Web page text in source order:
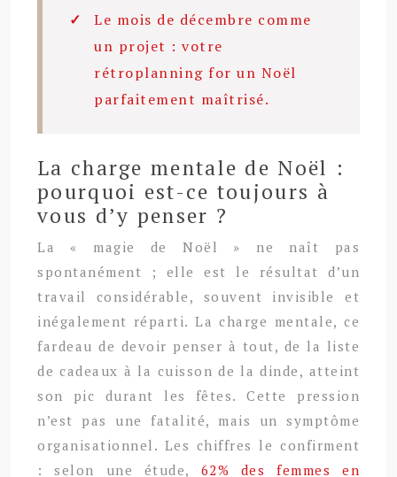
Le mois de décembre comme
un projet : votre
rétroplanning for un Noël
parfaitement maîtrisé.
La charge mentale de Noël :
pourquoi est-ce toujours à
vous d’y penser ?
La « magie de Noël » ne naît pas
spontanément ; elle est le résultat d’un
travail considérable, souvent invisible et
inégalement réparti. La charge mentale, ce
fardeau de devoir penser à tout, de la liste
de cadeaux à la cuisson de la dinde, atteint
son pic durant les fêtes. Cette pression
n’est pas une fatalité, mais un symptôme
organisationnel. Les chiffres le confirment
: selon une étude, 62% des femmes en